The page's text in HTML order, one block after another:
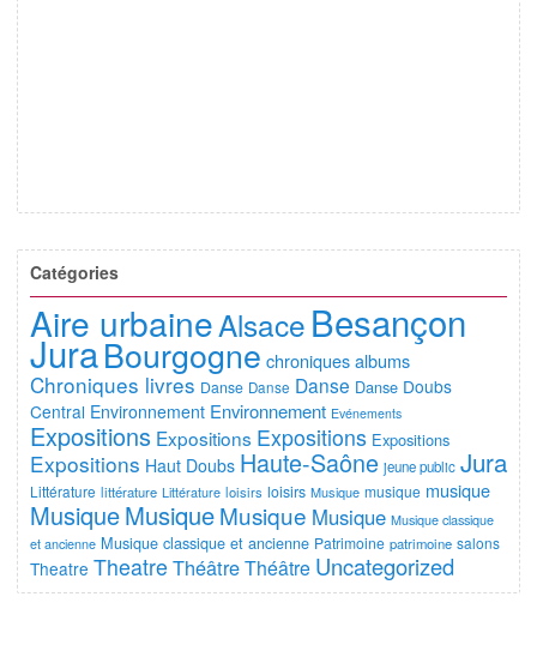
Catégories
Aire urbaineAlsace Besançon
JuraBourgogne chroniques albums
Chroniques livres Danse Danse Danse Danse Doubs
Central Environnement Environnement Evénements
Expositions Expositions Expositions Expositions
Expositions Haut Doubs Haute-Saône jeune public Jura
Littérature littérature Littérature loisirs loisirs Musique musique musique
MusiqueMusiqueMusique Musique Musique classique
et ancienne Musique classique et ancienne Patrimoine patrimoine salons
Theatre Theatre ThéâtreThéâtre Uncategorized